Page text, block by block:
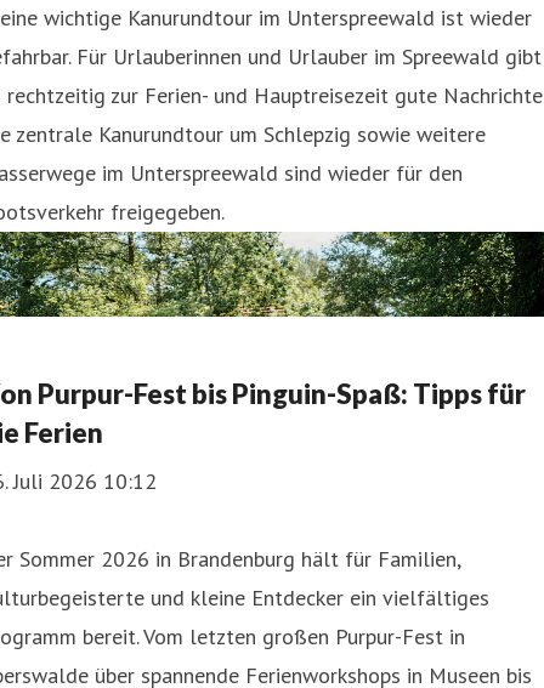
wichtige Kanurundtour im Unter­spreewald ist wieder
Für Urlauberinnen und Urlauber im Spreewald gibt
rechtzeitig zur Ferien- und Hauptrei­sezeit gute
zentrale Kanurundtour um Schlepzig sowie weitere
im Unterspreewald sind wieder für den
freigegeben.
Purpur-Fest bis Pinguin-Spaß: Tipps für
Ferien
Juli 2026 10:12
Sommer 2026 in Brandenburg hält für Familien,
und kleine Entdecker ein vielfältiges
bereit. Vom letzten großen Purpur-Fest in
über spannende Ferienworkshops in Museen bis